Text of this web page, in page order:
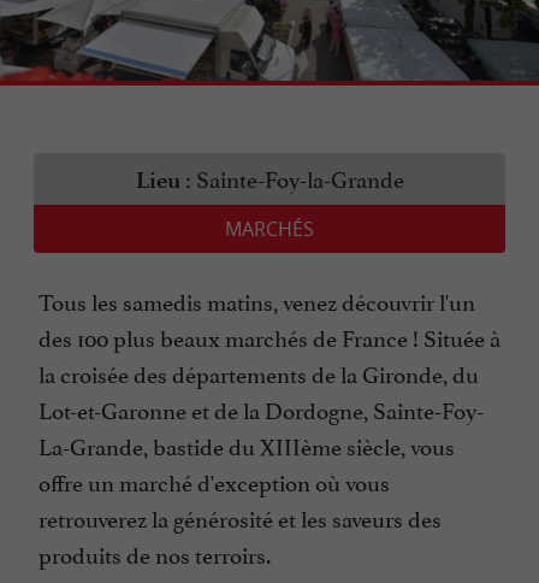
Lieu : Sainte-Foy-la-Grande
MARCHÉS
Tous les samedis matins, venez découvrir l'un
des 100 plus beaux marchés de France ! Située à
la croisée des départements de la Gironde, du
Lot-et-Garonne et de la Dordogne, Sainte-Foy-
La-Grande, bastide du XIIIème siècle, vous
offre un marché d'exception où vous
retrouverez la générosité et les saveurs des
produits de nos terroirs.